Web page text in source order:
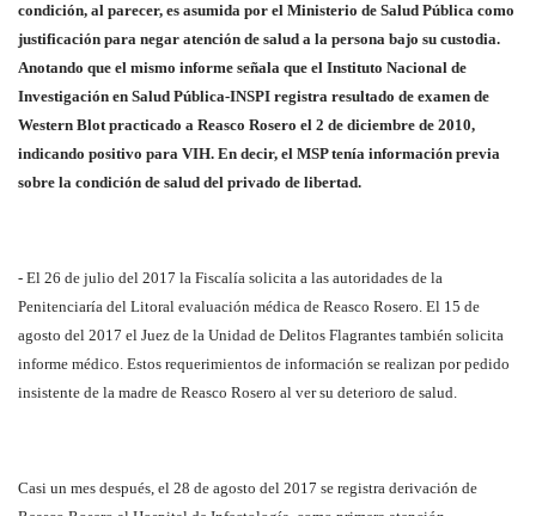
condición, al parecer, es asumida por el Ministerio de Salud Pública como
justificación para negar atención de salud a la persona bajo su custodia.
Anotando que el mismo informe señala que el Instituto Nacional de
Investigación en Salud Pública-INSPI registra resultado de examen de
Western Blot practicado a Reasco Rosero el 2 de diciembre de 2010,
indicando positivo para VIH. En decir, el MSP tenía información previa
sobre la condición de salud del privado de libertad.
- El 26 de julio del 2017 la Fiscalía solicita a las autoridades de la
Penitenciaría del Litoral evaluación médica de Reasco Rosero. El 15 de
agosto del 2017 el Juez de la Unidad de Delitos Flagrantes también solicita
informe médico. Estos requerimientos de información se realizan por pedido
insistente de la madre de Reasco Rosero al ver su deterioro de salud.
Casi un mes después, el 28 de agosto del 2017 se registra derivación de